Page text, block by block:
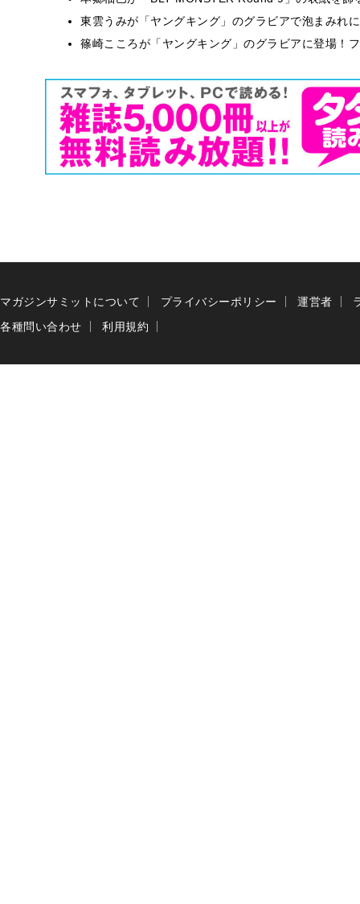
東雲うみが「ヤングキング」のグラビアで泡まみれ
篠崎こころが「ヤングキング」のグラビアに登場！
マガジンサミットについて プライバシーポリシー 運営者
各種問い合わせ
利用規約